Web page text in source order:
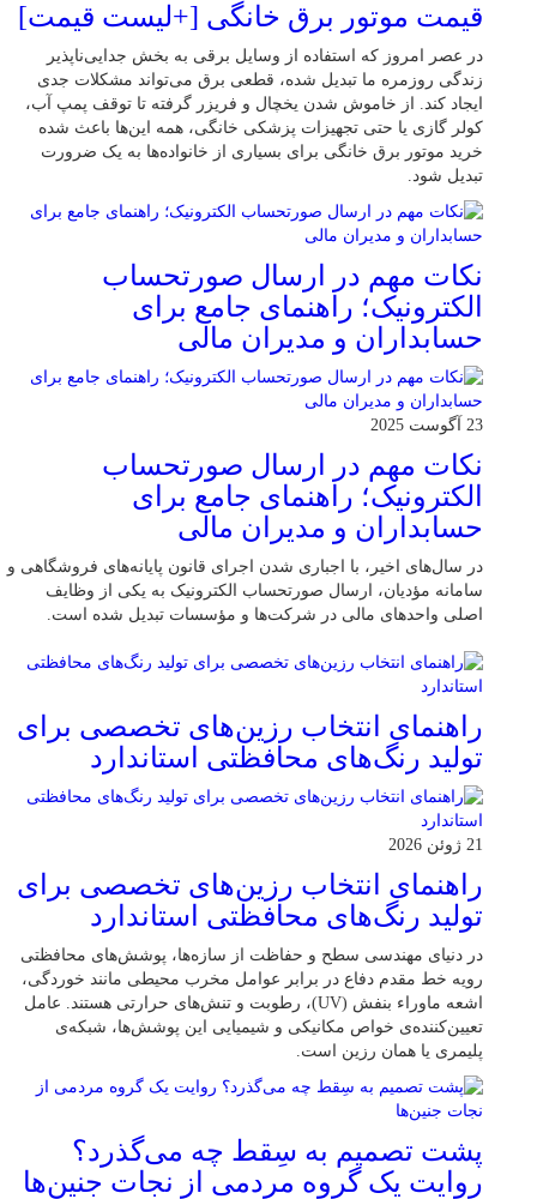
قیمت موتور برق خانگی [+لیست قیمت]
در عصر امروز که استفاده از وسایل برقی به بخش جدایی‌ناپذیر
زندگی روزمره ما تبدیل شده، قطعی برق می‌تواند مشکلات جدی
ایجاد کند. از خاموش شدن یخچال و فریزر گرفته تا توقف پمپ آب،
کولر گازی یا حتی تجهیزات پزشکی خانگی، همه این‌ها باعث شده
خرید موتور برق خانگی برای بسیاری از خانواده‌ها به یک ضرورت
تبدیل شود.
نکات مهم در ارسال صورتحساب
الکترونیک؛ راهنمای جامع برای
حسابداران و مدیران مالی
23 آگوست 2025
نکات مهم در ارسال صورتحساب
الکترونیک؛ راهنمای جامع برای
حسابداران و مدیران مالی
در سال‌های اخیر، با اجباری شدن اجرای قانون پایانه‌های فروشگاهی و
سامانه مؤدیان، ارسال صورتحساب الکترونیک به یکی از وظایف
اصلی واحدهای مالی در شرکت‌ها و مؤسسات تبدیل شده است.
راهنمای انتخاب رزین‌های تخصصی برای
تولید رنگ‌های محافظتی استاندارد
21 ژوئن 2026
راهنمای انتخاب رزین‌های تخصصی برای
تولید رنگ‌های محافظتی استاندارد
در دنیای مهندسی سطح و حفاظت از سازه‌ها، پوشش‌های محافظتی
رویه خط مقدم دفاع در برابر عوامل مخرب محیطی مانند خوردگی،
اشعه ماوراء بنفش (UV)، رطوبت و تنش‌های حرارتی هستند. عامل
تعیین‌کننده‌ی خواص مکانیکی و شیمیایی این پوشش‌ها، شبکه‌ی
پلیمری یا همان رزین است.
پشت تصمیم به سِقط چه می‌گذرد؟
روایت یک گروه مردمی از نجات جنین‌ها